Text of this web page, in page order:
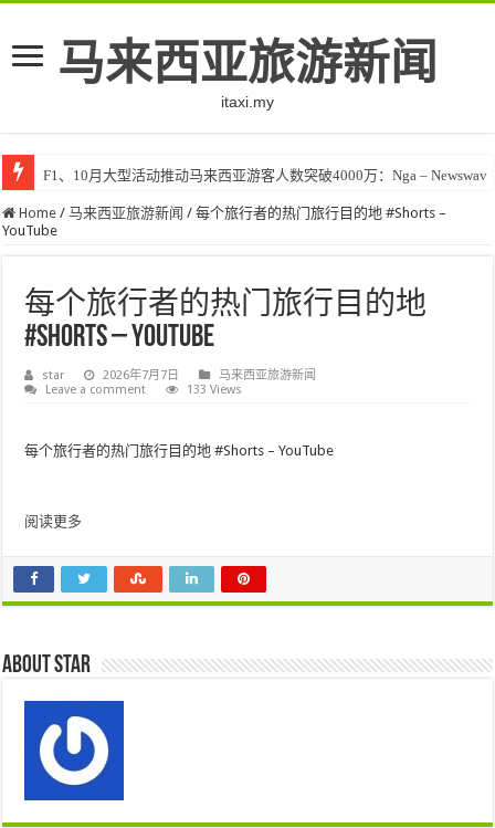
马来西亚旅游新闻
itaxi.my
F1、10月大型活动推动马来西亚游客人数突破4000万：Nga – Newswav
Home / 马来西亚旅游新闻 / 每个旅行者的热门旅行目的地 #Shorts –
YouTube
每个旅行者的热门旅行目的地
#Shorts – YouTube
star 2026年7月7日
马来西亚旅游新闻
Leave a comment
133 Views
每个旅行者的热门旅行目的地 #Shorts – YouTube
阅读更多
About star